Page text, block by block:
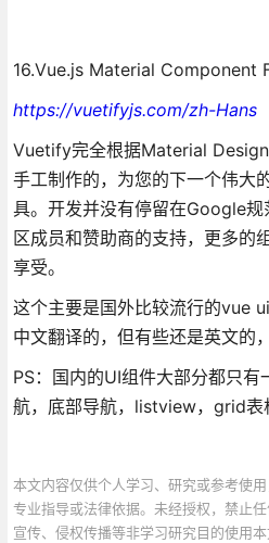
16.Vue.js Material
https://vuetifyjs.com/zh-Hans
Vuetify完全根据Material
手工制作的，为您的下一个伟大
具。开发并没有停留在Google
区成员和赞助商的支持，更多的
享受。
这个主要是国外比较流行的vue
中文翻译的，但有些还是英文的
PS：国内的UI组件大部分都只
航，底部导航，listview，grid表
本文内容仅供个人学习、研究或参考使
专业指导或法律依据。未经授权，禁止
宣传、侵权传播等非学习研究目的使用